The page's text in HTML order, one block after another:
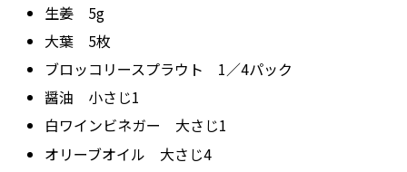
生姜 5g
大葉 5枚
ブロッコリースプラウト 1／4パック
醤油 小さじ1
白ワインビネガー 大さじ1
オリーブオイル 大さじ4